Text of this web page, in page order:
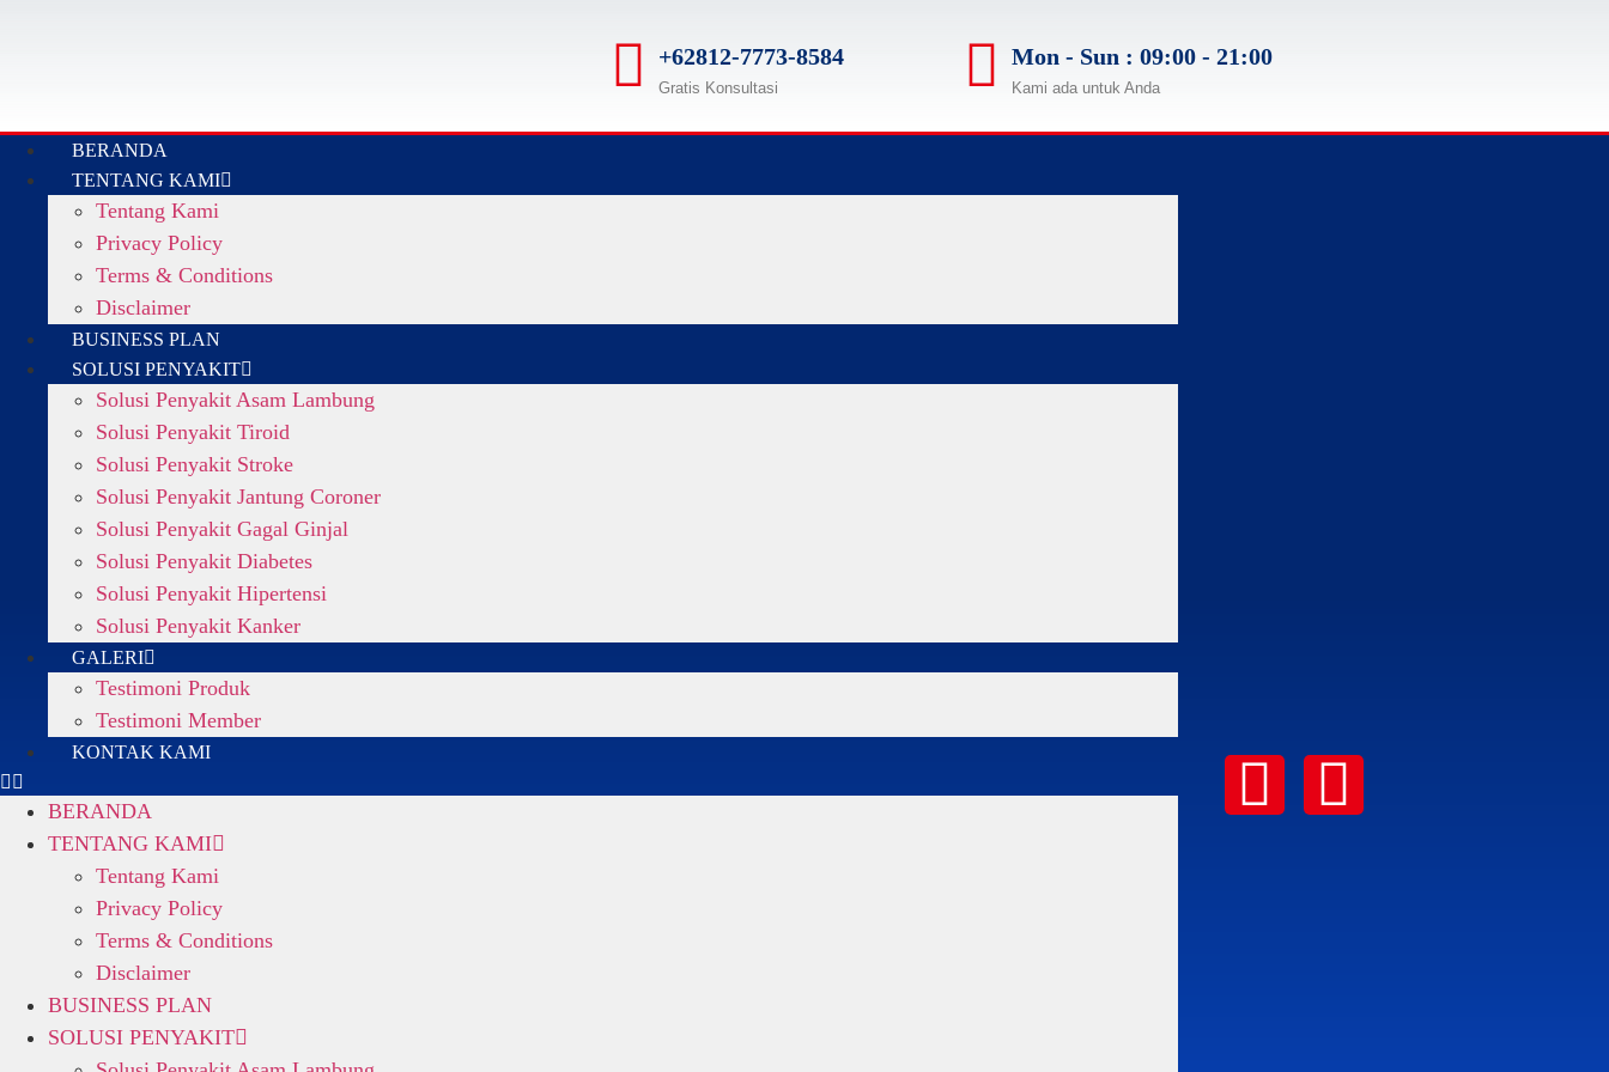
+62812-7773-8584
Gratis Konsultasi
Mon - Sun : 09:00 - 21:00
Kami ada untuk Anda
BERANDA
TENTANG KAMI
Tentang Kami
Privacy Policy
Terms & Conditions
Disclaimer
BUSINESS PLAN
SOLUSI PENYAKIT
Solusi Penyakit Asam Lambung
Solusi Penyakit Tiroid
Solusi Penyakit Stroke
Solusi Penyakit Jantung Coroner
Solusi Penyakit Gagal Ginjal
Solusi Penyakit Diabetes
Solusi Penyakit Hipertensi
Solusi Penyakit Kanker
GALERI
Testimoni Produk
Testimoni Member
KONTAK KAMI
BERANDA
TENTANG KAMI
Tentang Kami
Privacy Policy
Terms & Conditions
Disclaimer
BUSINESS PLAN
SOLUSI PENYAKIT